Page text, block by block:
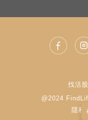
找活
@2024
隱私